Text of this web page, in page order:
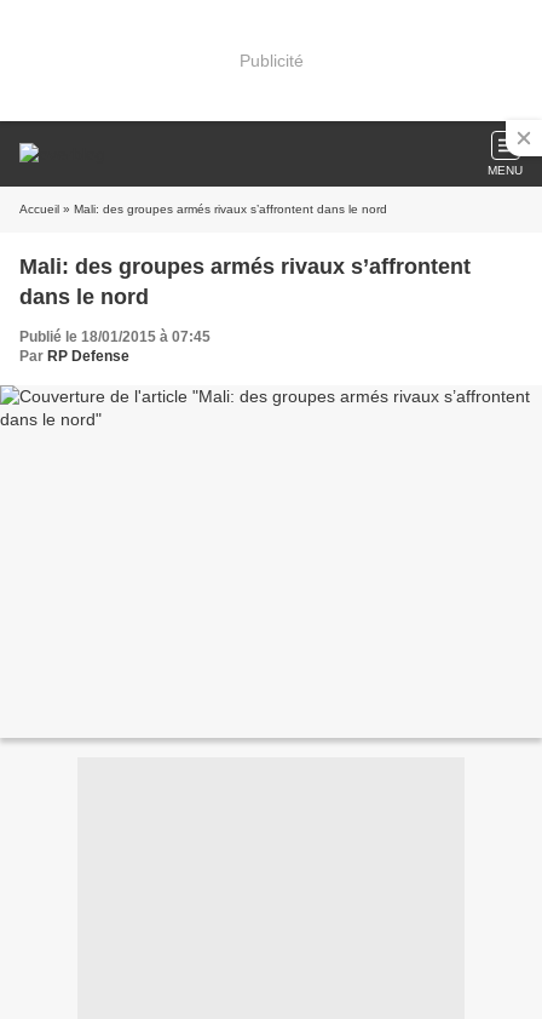
Publicité
MENU
Accueil » Mali: des groupes armés rivaux s’affrontent dans le nord
Mali: des groupes armés rivaux s’affrontent
dans le nord
Publié le 18/01/2015 à 07:45
Par RP Defense